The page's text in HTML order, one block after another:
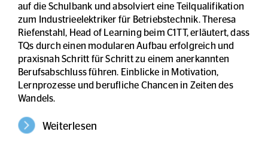
auf die Schulbank und absolviert eine Teilqualifikation
zum Industrieelektriker für Betriebstechnik. Theresa
Riefenstahl, Head of Learning beim C1TT, erläutert, dass
TQs durch einen modularen Aufbau erfolgreich und
praxisnah Schritt für Schritt zu einem anerkannten
Berufsabschluss führen. Einblicke in Motivation,
Lernprozesse und berufliche Chancen in Zeiten des
Wandels.
Weiterlesen